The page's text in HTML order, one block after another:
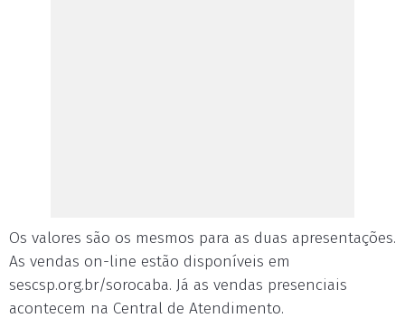
Os valores são os mesmos para as duas apresentações.
As vendas on-line estão disponíveis em
sescsp.org.br/sorocaba. Já as vendas presenciais
acontecem na Central de Atendimento.